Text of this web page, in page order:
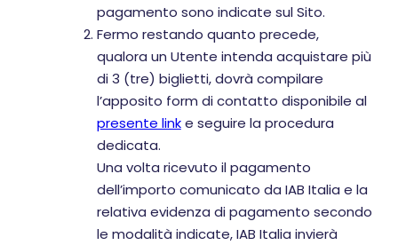
pagamento sono indicate sul Sito.
Fermo restando quanto precede,
qualora un Utente intenda acquistare più
di 3 (tre) biglietti, dovrà compilare
l’apposito form di contatto disponibile al
presente linke seguire la procedura
dedicata.
Una volta ricevuto il pagamento
dell’importo comunicato da IAB Italia e la
relativa evidenza di pagamento secondo
le modalità indicate, IAB Italia invierà